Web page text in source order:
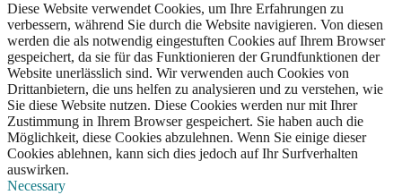
Diese Website verwendet Cookies, um Ihre Erfahrungen zu
verbessern, während Sie durch die Website navigieren. Von diesen
werden die als notwendig eingestuften Cookies auf Ihrem Browser
gespeichert, da sie für das Funktionieren der Grundfunktionen der
Website unerlässlich sind. Wir verwenden auch Cookies von
Drittanbietern, die uns helfen zu analysieren und zu verstehen, wie
Sie diese Website nutzen. Diese Cookies werden nur mit Ihrer
Zustimmung in Ihrem Browser gespeichert. Sie haben auch die
Möglichkeit, diese Cookies abzulehnen. Wenn Sie einige dieser
Cookies ablehnen, kann sich dies jedoch auf Ihr Surfverhalten
auswirken.
Necessary